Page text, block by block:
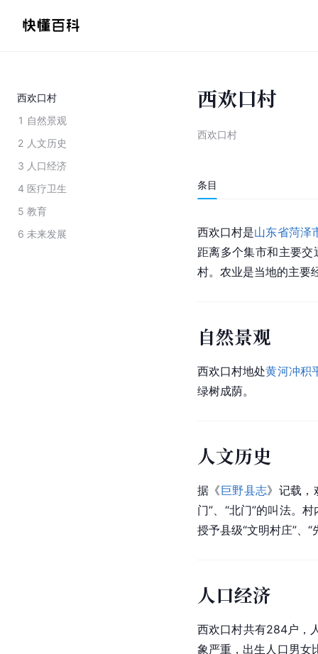
西欢口村
1 自然景观
2 人文历史
3 人口经济
4 医疗卫生
5 教育
6 未来发展
西欢口村
西欢口村
条目
西欢口村是山东省菏泽
距离多个集市和主要
村。农业是当地的主要
自然景观
西欢口村地处黄河冲积
绿树成荫。
人文历史
据《巨野县志》记载，
门”、“北门”的叫法。
授予县级“文明村庄”、
人口经济
西欢口村共有284户，
象严重，出生人口男女